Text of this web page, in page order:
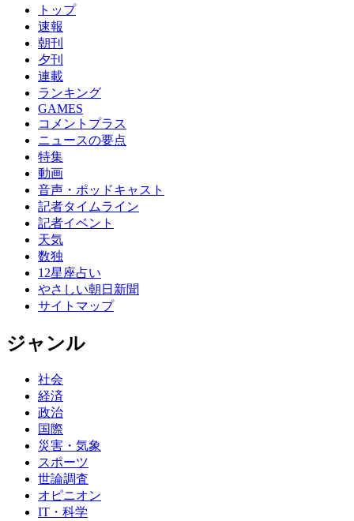
トップ
速報
朝刊
夕刊
連載
ランキング
GAMES
コメントプラス
ニュースの要点
特集
動画
音声・ポッドキャスト
記者タイムライン
記者イベント
天気
数独
12星座占い
やさしい朝日新聞
サイトマップ
ジャンル
社会
経済
政治
国際
災害・気象
スポーツ
世論調査
オピニオン
IT・科学